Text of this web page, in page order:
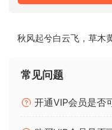
Next 适用于 Mac 和
易于访问
将您的曲目发布到
秋风起兮白云飞，草木
常见问题
开通VIP会员是否